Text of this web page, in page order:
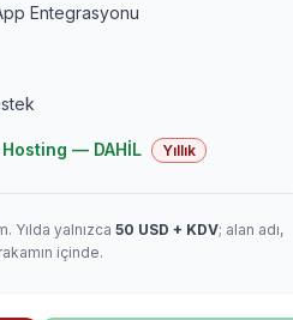
Entegrasyonu
— DAHİL Yıllık
Yılda yalnızca 50 USD + KDV; alan adı,
içinde.